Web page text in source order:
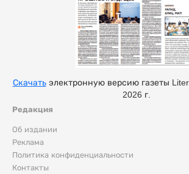
Редакция
Об издании
Реклама
Политика конфиденциальности
Контакты
Скачатьэлектронную версию газеты
2026 г.